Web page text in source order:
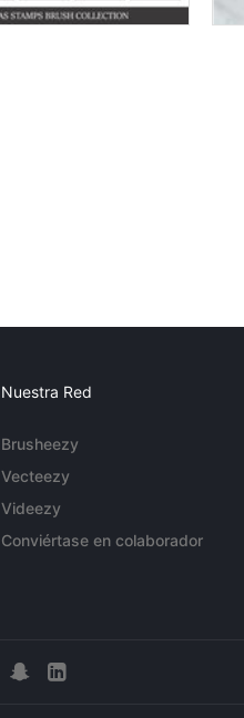
Nuestra Red
Brusheezy
Vecteezy
Videezy
Conviértase en colaborador